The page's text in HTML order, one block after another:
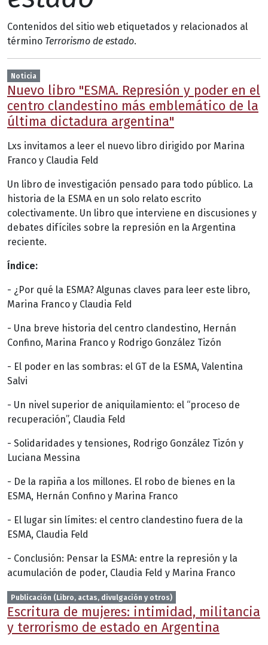
Contenidos del sitio web etiquetados y relacionados al
término Terrorismo de estado.
Noticia
Nuevo libro "ESMA. Represión y poder en el
centro clandestino más emblemático de la
última dictadura argentina"
Lxs invitamos a leer el nuevo libro dirigido por Marina
Franco y Claudia Feld
Un libro de investigación pensado para todo público. La
historia de la ESMA en un solo relato escrito
colectivamente. Un libro que interviene en discusiones y
debates difíciles sobre la represión en la Argentina
reciente.
Índice:
- ¿Por qué la ESMA? Algunas claves para leer este libro,
Marina Franco y Claudia Feld
- Una breve historia del centro clandestino, Hernán
Confino, Marina Franco y Rodrigo González Tizón
- El poder en las sombras: el GT de la ESMA, Valentina
Salvi
- Un nivel superior de aniquilamiento: el “proceso de
recuperación”, Claudia Feld
- Solidaridades y tensiones, Rodrigo González Tizón y
Luciana Messina
- De la rapiña a los millones. El robo de bienes en la
ESMA, Hernán Confino y Marina Franco
- El lugar sin límites: el centro clandestino fuera de la
ESMA, Claudia Feld
- Conclusión: Pensar la ESMA: entre la represión y la
acumulación de poder, Claudia Feld y Marina Franco
Publicación (Libro, actas, divulgación y otros)
Escritura de mujeres: intimidad, militancia
y terrorismo de estado en Argentina